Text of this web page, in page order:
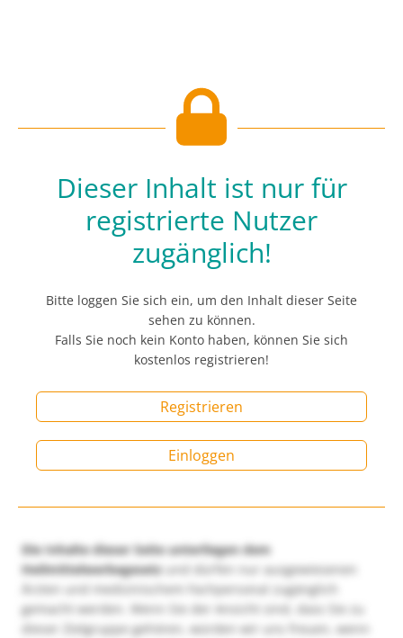
Dieser Inhalt ist nur für
registrierte Nutzer
zugänglich!
Bitte loggen Sie sich ein, um den Inhalt dieser Seite
sehen zu können.
Falls Sie noch kein Konto haben, können Sie sich
kostenlos registrieren!
Registrieren
Einloggen
Die Inhalte dieser Seite unterliegen dem
Heilmittelwerbegesetzund dürfen nur ausgewiesenen
Ärzten und medizinischem Fachpersonal zugänglich
gemacht werden. Wenn Sie der Ansicht sind, dass Sie zu
dieser Zielgruppe gehören, würden wir uns freuen, wenn